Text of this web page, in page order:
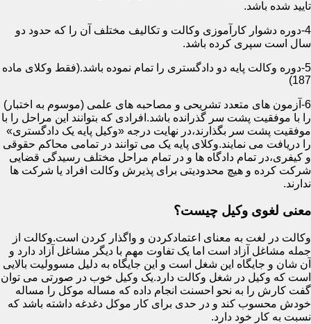
تایید شده باشد.
4-دوره دشوار کارآموزی وکالت و تکالیف مختلف آن را که حدود دو
سال است سپری کرده باشد.
5-دوره وکالت پایه دو دادگستری را تمام نموده باشد.(فقط وکلای ماده
187)
6-آزمون های متعدد تشریحی و مصاحبه های علمی (موسوم به اختبار)
را با موفقیت پشت سر گذرانده باشد.افرادی که بتوانند این مراحل را با
موفقیت پشت سر بگذارند،در نهایت درجه «وکیل پایه یک دادگستری»
را دریافت می نمایند.وکلای پایه یک می توانند در تمامی محاکم حقوقی
و کیفری،در تمام دادگاه ها و در تمام مراحل مختلف رسیدگی قضایی
شرکت کرده و هیچ محدودیتی برای پذیرش وکالت افراد یا شرکت ها
ندارند.
معنی لغوی وکیل چیست؟
وکالت در لغت به معنای اعتمادکردن و واگذار کردن است.وکالت از
جمله مشاغل آزاد است اما یک تفاوت مهم با دیگر مشاغل آزاد دارد و
آن شان و جایگاه این شغل است و این جایگاه به دلیل مسوولیت بالایی
است که وکیل در شغل وکالت دارد.یک وکیل خوب در صورتی می توان
گفت کارش را به نحو احسنت انجام داده که مساله موکل را مساله
خودش محسوب کند و در حدی برای کار موکل دغدغه داشته باشد که
نسبت به کار خود دارد.